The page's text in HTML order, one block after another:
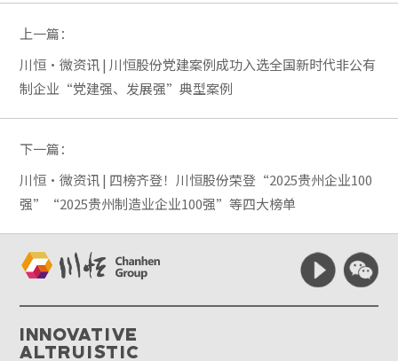
上一篇：
川恒·微资讯 | 川恒股份党建案例成功入选全国新时代非公有
制企业“党建强、发展强”典型案例
下一篇：
川恒·微资讯 | 四榜齐登！川恒股份荣登“2025贵州企业100
强”“2025贵州制造业企业100强”等四大榜单
Innovative
Altruistic